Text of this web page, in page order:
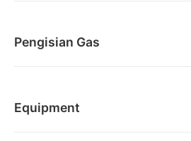
Pengisian Gas
Equipment